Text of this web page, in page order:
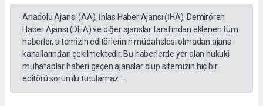
Anadolu Ajansı (AA), İhlas Haber Ajansı (İHA), Demirören
Haber Ajansı (DHA) ve diğer ajanslar tarafından eklenen tüm
haberler, sitemizin editörlerinin müdahalesi olmadan ajans
kanallarından çekilmektedir. Bu haberlerde yer alan hukuki
muhataplar haberi geçen ajanslar olup sitemizin hiç bir
editörü sorumlu tutulamaz...